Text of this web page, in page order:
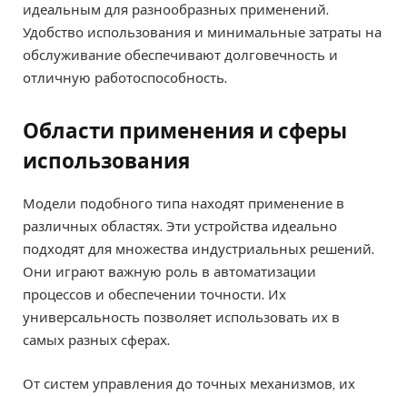
идеальным для разнообразных применений.
Удобство использования и минимальные затраты на
обслуживание обеспечивают долговечность и
отличную работоспособность.
Области применения и сферы
использования
Модели подобного типа находят применение в
различных областях. Эти устройства идеально
подходят для множества индустриальных решений.
Они играют важную роль в автоматизации
процессов и обеспечении точности. Их
универсальность позволяет использовать их в
самых разных сферах.
От систем управления до точных механизмов, их